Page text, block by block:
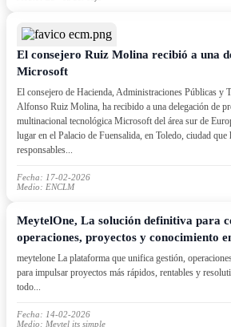
El consejero Ruiz Molina recibió a una
Microsoft
El consejero de Hacienda, Administraciones Públicas y
Alfonso Ruiz Molina, ha recibido a una delegación de
multinacional tecnológica Microsoft del área sur de
lugar en el Palacio de Fuensalida, en Toledo, ciudad que
responsables...
Fecha: 17-02-2026
Medio: ENCLM
MeytelOne, La solución definitiva para
operaciones, proyectos y conocimiento
meytelone La plataforma que unifica gestión,
para impulsar proyectos más rápidos, rentables y
todo...
Fecha: 14-02-2026
Medio: Meytel its simple